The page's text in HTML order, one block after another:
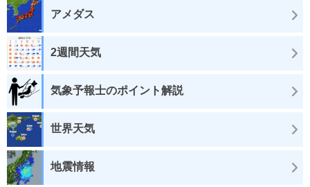
アメダス
2週間天気
気象予報士のポイント解説
世界天気
地震情報